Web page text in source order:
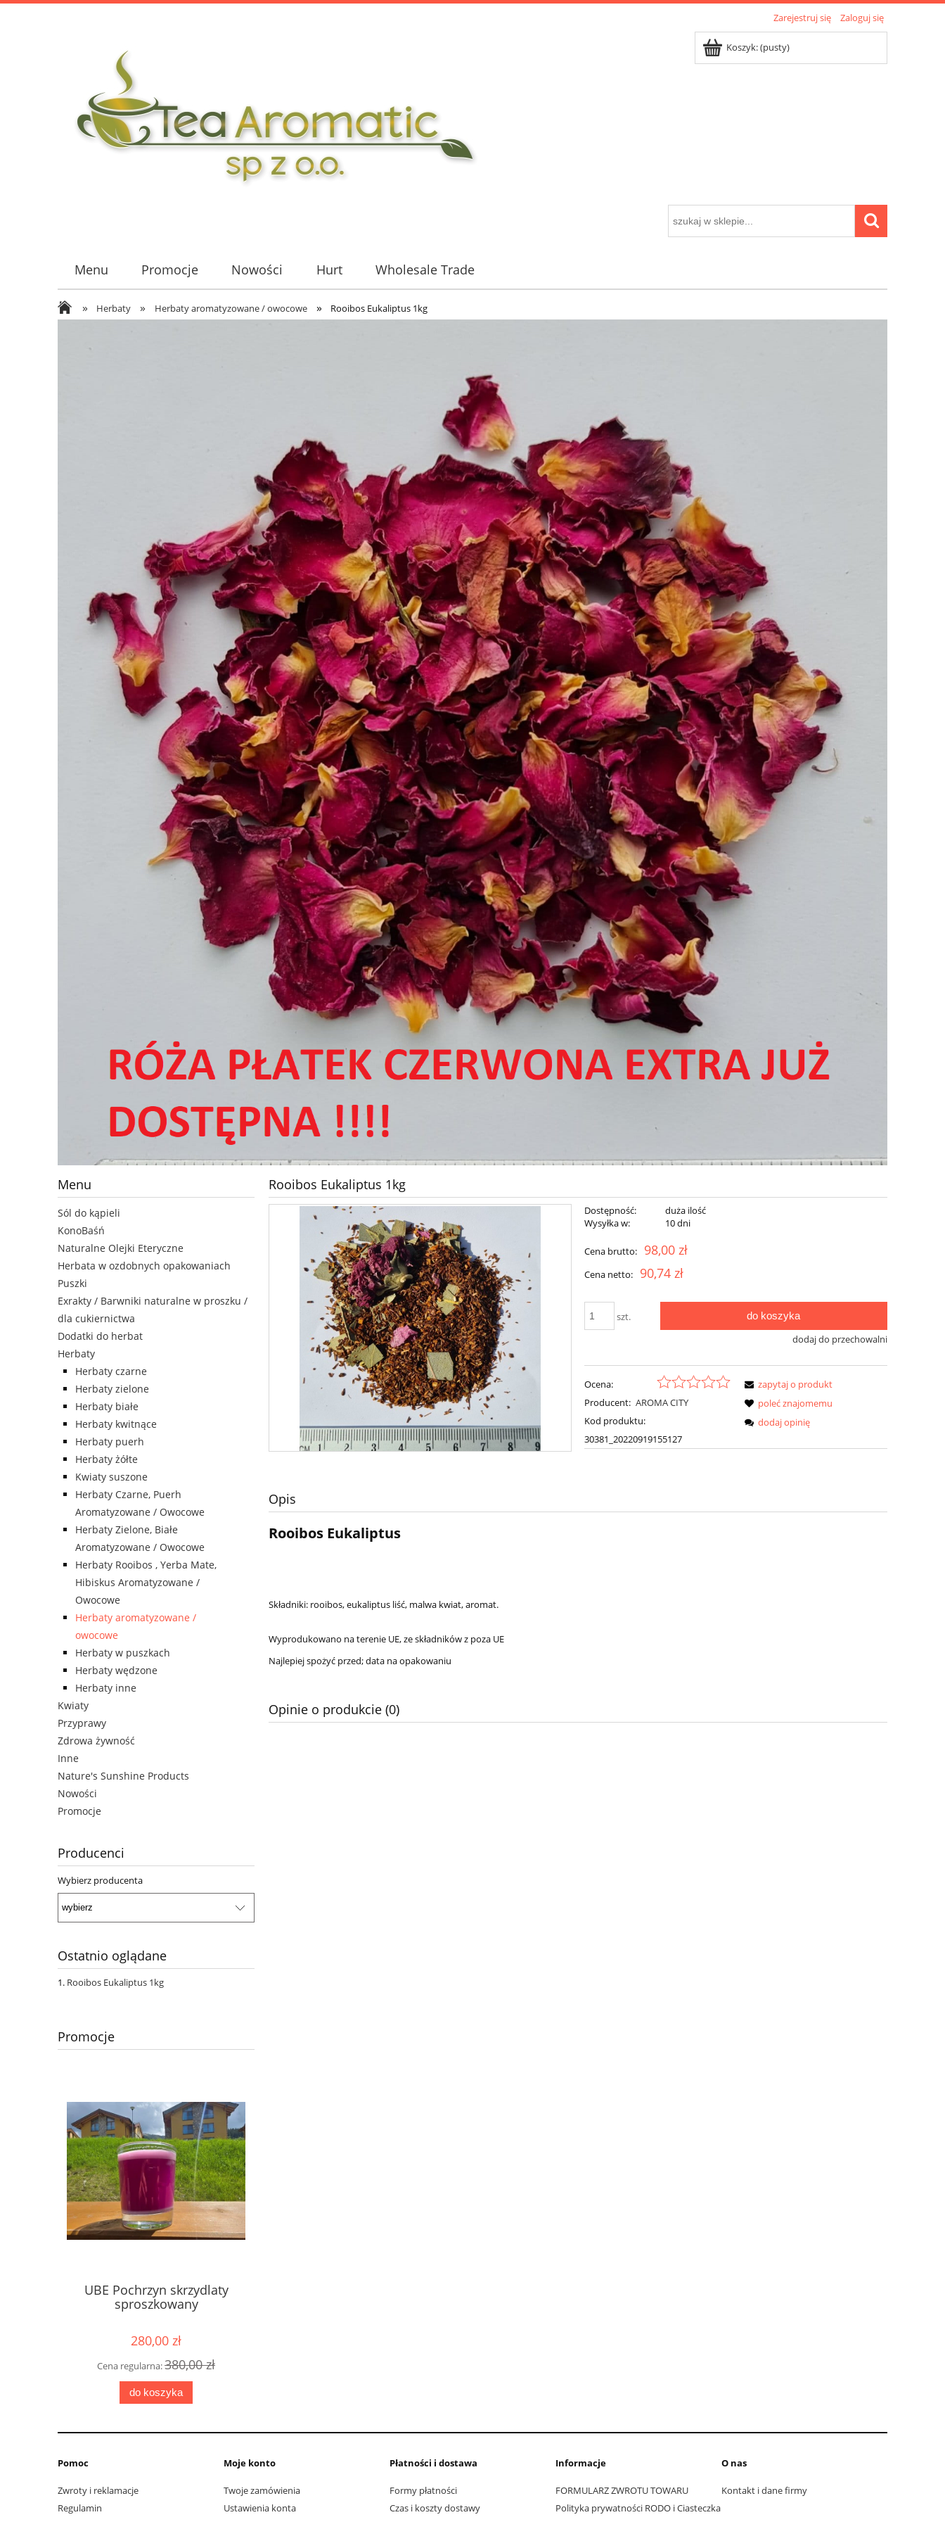
Zarejestruj się Zaloguj się
Koszyk:(pusty)
Menu Promocje Nowości Hurt Wholesale Trade
» Herbaty » Herbaty aromatyzowane / owocowe » Rooibos Eukaliptus 1kg
Menu
Sól do kąpieli
KonoBaśń
Naturalne Olejki Eteryczne
Herbata w ozdobnych opakowaniach
Puszki
Exrakty / Barwniki naturalne w proszku /
dla cukiernictwa
Dodatki do herbat
Herbaty
Herbaty czarne
Herbaty zielone
Herbaty białe
Herbaty kwitnące
Herbaty puerh
Herbaty żółte
Kwiaty suszone
Herbaty Czarne, Puerh
Aromatyzowane / Owocowe
Herbaty Zielone, Białe
Aromatyzowane / Owocowe
Herbaty Rooibos , Yerba Mate,
Hibiskus Aromatyzowane /
Owocowe
Herbaty aromatyzowane /
owocowe
Herbaty w puszkach
Herbaty wędzone
Herbaty inne
Kwiaty
Przyprawy
Zdrowa żywność
Inne
Nature's Sunshine Products
Nowości
Promocje
Producenci
Wybierz producenta
Ostatnio oglądane
Rooibos Eukaliptus 1kg
Promocje
UBE Pochrzyn skrzydlaty
sproszkowany
280,00 zł
Cena regularna:380,00 zł
do koszyka
Rooibos Eukaliptus 1kg
Dostępność:
duża ilość
Wysyłka w:
10 dni
Cena brutto: 98,00 zł
Cena netto: 90,74 zł
szt. do koszyka
dodaj do przechowalni
Ocena:
Producent: AROMA CITY
Kod produktu:
30381_20220919155127
zapytaj o produkt
poleć znajomemu
dodaj opinię
Opis
Rooibos Eukaliptus
Składniki: rooibos, eukaliptus liść, malwa kwiat, aromat.
Wyprodukowano na terenie UE, ze składników z poza UE
Najlepiej spożyć przed; data na opakowaniu
Opinie o produkcie (0)
Pomoc
Zwroty i reklamacje
Regulamin
Moje konto
Twoje zamówienia
Ustawienia konta
Płatności i dostawa
Formy płatności
Czas i koszty dostawy
Informacje
FORMULARZ ZWROTU TOWARU
Polityka prywatności RODO i Ciasteczka
O nas
Kontakt i dane firmy